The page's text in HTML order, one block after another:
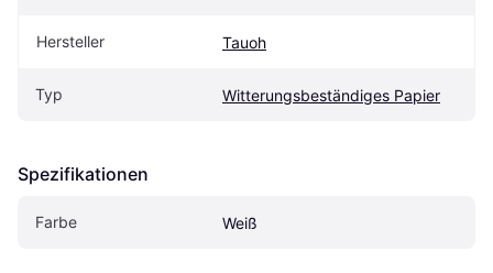
Hersteller Tauoh
Typ Witterungsbeständiges Papier
Spezifikationen
Farbe Weiß